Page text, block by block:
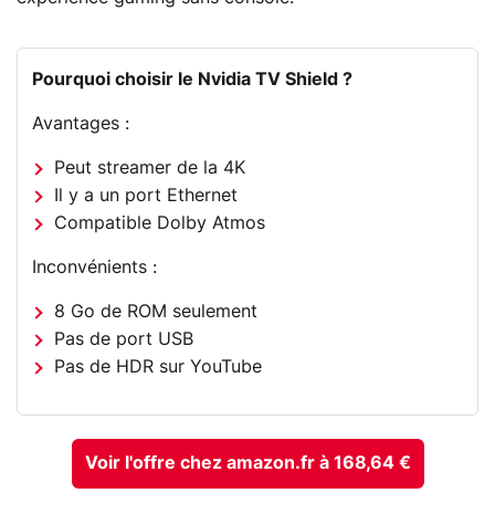
Pourquoi choisir le Nvidia TV Shield ?
Avantages :
Peut streamer de la 4K
Il y a un port Ethernet
Compatible Dolby Atmos
Inconvénients :
8 Go de ROM seulement
Pas de port USB
Pas de HDR sur YouTube
Voir l'offre chez amazon.fr à 168,64 €